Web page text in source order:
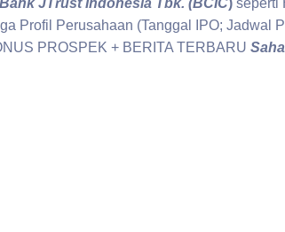
JTrust Indonesia Tbk. (BCIC) seperti
Profil Perusahaan (Tanggal IPO; Jadwal
PROSPEK + BERITA TERBARU